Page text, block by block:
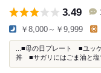
3.49
￥8,000～￥9,999
...■母の日プレート ■ユ
丼 ■サガリにはごま油と塩